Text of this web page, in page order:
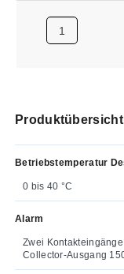
Produktübersicht
Betriebstemperatur
0 bis 40 °C
Alarm
Zwei
Collector-Ausgang